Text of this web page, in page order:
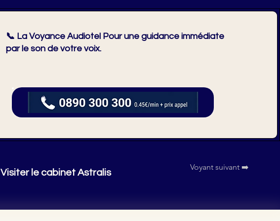
📞 La Voyance Audiotel Pour une guidance immédiate
par le son de votre voix.
Visiter le cabinet Astralis
Voyant suivant ➡️